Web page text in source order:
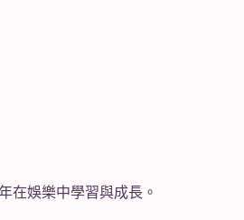
在娛樂中學習與成長。